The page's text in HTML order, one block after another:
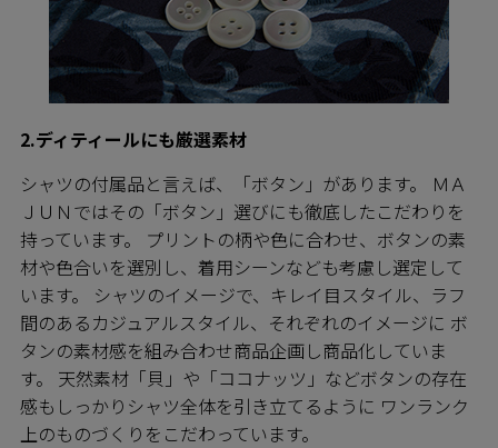
2.ディティールにも厳選素材
シャツの付属品と言えば、「ボタン」があります。 ＭＡ
ＪＵＮではその「ボタン」選びにも徹底したこだわりを
持っています。 プリントの柄や色に合わせ、ボタンの素
材や色合いを選別し、着用シーンなども考慮し選定して
います。 シャツのイメージで、キレイ目スタイル、ラフ
間のあるカジュアルスタイル、それぞれのイメージに ボ
タンの素材感を組み合わせ商品企画し商品化していま
す。 天然素材「貝」や「ココナッツ」などボタンの存在
感もしっかりシャツ全体を引き立てるように ワンランク
上のものづくりをこだわっています。